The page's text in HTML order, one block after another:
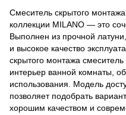
Смеситель скрытого
коллекции MILANO — это
Выполнен из прочной
и высокое качество
скрытого монтажа
интерьер ванной комнаты,
использования. Модель
позволяет подобрать
хорошим качеством и